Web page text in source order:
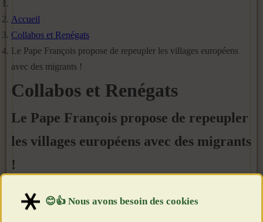
Accueil
Collabos et Renégats
Le Pape François propose de repeupler les villages européens
avec des migrants !
Collabos et Renégats
Le Pape François propose de repeupler
les villages européens avec des migrants
!
Catégorie :COLLABOS ET RENEGATS